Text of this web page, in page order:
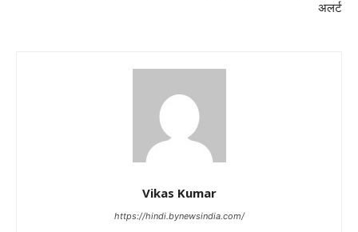
अलर्ट
Vikas Kumar
https://hindi.bynewsindia.com/